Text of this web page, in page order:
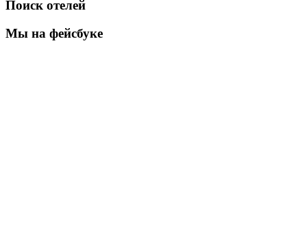
Поиск отелей
Мы на фейсбуке